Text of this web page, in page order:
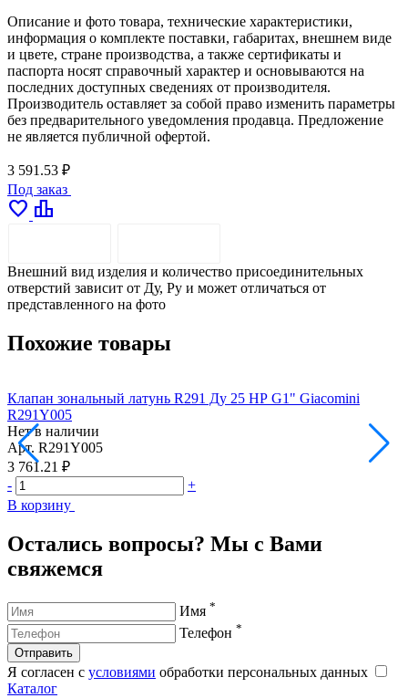
Описание и фото товара, технические характеристики,
информация о комплекте поставки, габаритах, внешнем виде
и цвете, стране производства, а также сертификаты и
паспорта носят справочный характер и основываются на
последних доступных сведениях от производителя.
Производитель оставляет за собой право изменить параметры
без предварительного уведомления продавца. Предложение
не является публичной офертой.
3 591.53 ₽
Под заказ
favorite leaderboard
Внешний вид изделия и количество присоединительных
отверстий зависит от Ду, Pу и может отличаться от
представленного на фото
Похожие товары
Клапан зональный латунь R291 Ду 25 НР G1" Giacomini
R291Y005
Нет в наличии
Арт. R291Y005
3 761.21 ₽
-
+
В корзину
Остались вопросы? Мы с Вами
свяжемся
Имя *
Телефон *
Отправить
Я согласен с условиями обработки персональных данных
Каталог